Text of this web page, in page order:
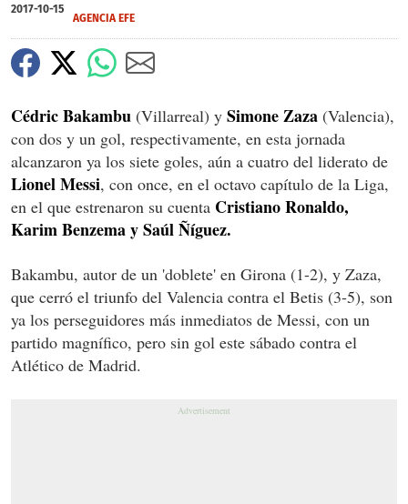
2017-10-15
AGENCIA EFE
Cédric Bakambu (Villarreal) y Simone Zaza (Valencia),
con dos y un gol, respectivamente, en esta jornada
alcanzaron ya los siete goles, aún a cuatro del liderato de
Lionel Messi, con once, en el octavo capítulo de la Liga,
en el que estrenaron su cuenta Cristiano Ronaldo,
Karim Benzema y Saúl Ñíguez.
Bakambu, autor de un 'doblete' en Girona (1-2), y Zaza,
que cerró el triunfo del Valencia contra el Betis (3-5), son
ya los perseguidores más inmediatos de Messi, con un
partido magnífico, pero sin gol este sábado contra el
Atlético de Madrid.